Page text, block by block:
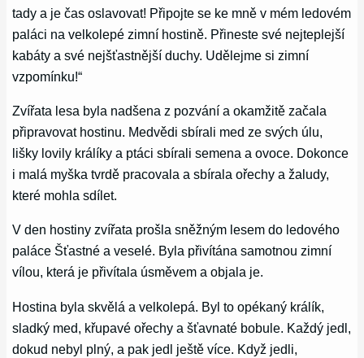
tady a je čas oslavovat! Připojte se ke mně v mém ledovém
paláci na velkolepé zimní hostině. Přineste své nejteplejší
kabáty a své nejšťastnější duchy. Udělejme si zimní
vzpomínku!“
Zvířata lesa byla nadšena z pozvání a okamžitě začala
připravovat hostinu. Medvědi sbírali med ze svých úlu,
lišky lovily králíky a ptáci sbírali semena a ovoce. Dokonce
i malá myška tvrdě pracovala a sbírala ořechy a žaludy,
které mohla sdílet.
V den hostiny zvířata prošla sněžným lesem do ledového
paláce Šťastné a veselé. Byla přivítána samotnou zimní
vílou, která je přivítala úsměvem a objala je.
Hostina byla skvělá a velkolepá. Byl to opékaný králík,
sladký med, křupavé ořechy a šťavnaté bobule. Každý jedl,
dokud nebyl plný, a pak jedl ještě více. Když jedli,